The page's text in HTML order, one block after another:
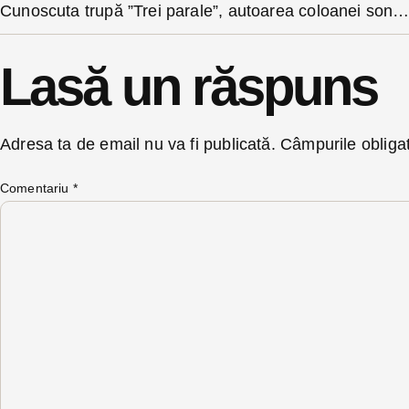
Cunoscuta trupă ”Trei parale”, autoarea coloanei sonore a filmului ”Aferim” concerteaza la Bistrița
Lasă un răspuns
Adresa ta de email nu va fi publicată. Câmpurile
Comentariu *